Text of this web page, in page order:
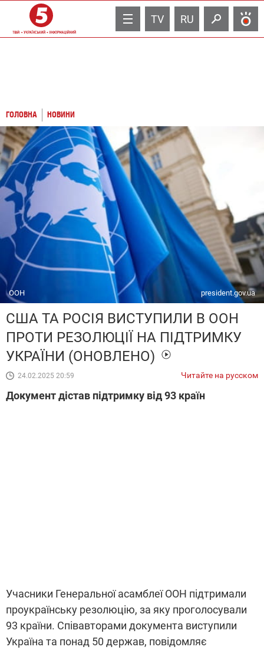
TV RU
ГОЛОВНА НОВИНИ
ООН president.gov.ua
США ТА РОСІЯ ВИСТУПИЛИ В ООН
ПРОТИ РЕЗОЛЮЦІЇ НА ПІДТРИМКУ
УКРАЇНИ (ОНОВЛЕНО)
24.02.2025 20:59 Читайте на русском
Документ дістав підтримку від 93 країн
Учасники Генеральної асамблеї ООН підтримали
проукраїнську резолюцію, за яку проголосували
93 країни. Співавторами документа виступили
Україна та понад 50 держав, повідомляє